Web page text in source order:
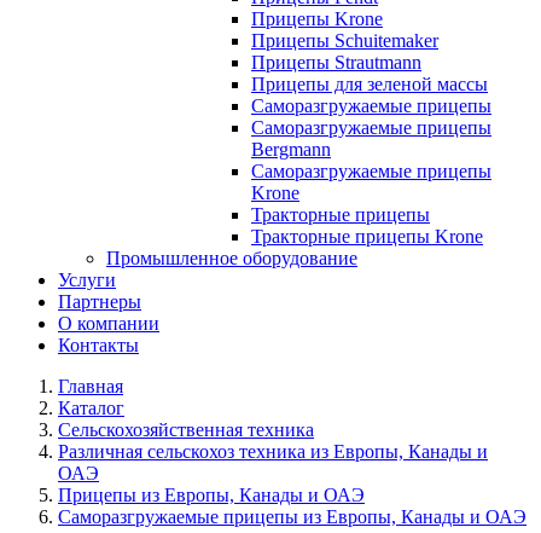
Прицепы Krone
Прицепы Schuitemaker
Прицепы Strautmann
Прицепы для зеленой массы
Саморазгружаемые прицепы
Саморазгружаемые прицепы
Bergmann
Саморазгружаемые прицепы
Krone
Тракторные прицепы
Тракторные прицепы Krone
Промышленное оборудование
Услуги
Партнеры
О компании
Контакты
Главная
Каталог
Сельскохозяйственная техника
Различная сельскохоз техника из Европы, Канады и
ОАЭ
Прицепы из Европы, Канады и ОАЭ
Саморазгружаемые прицепы из Европы, Канады и ОАЭ